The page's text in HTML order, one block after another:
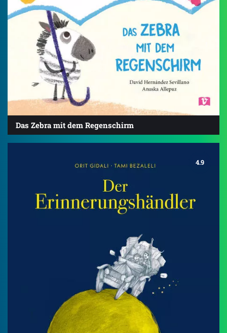
Das Zebra mit dem Regenschirm
4.9